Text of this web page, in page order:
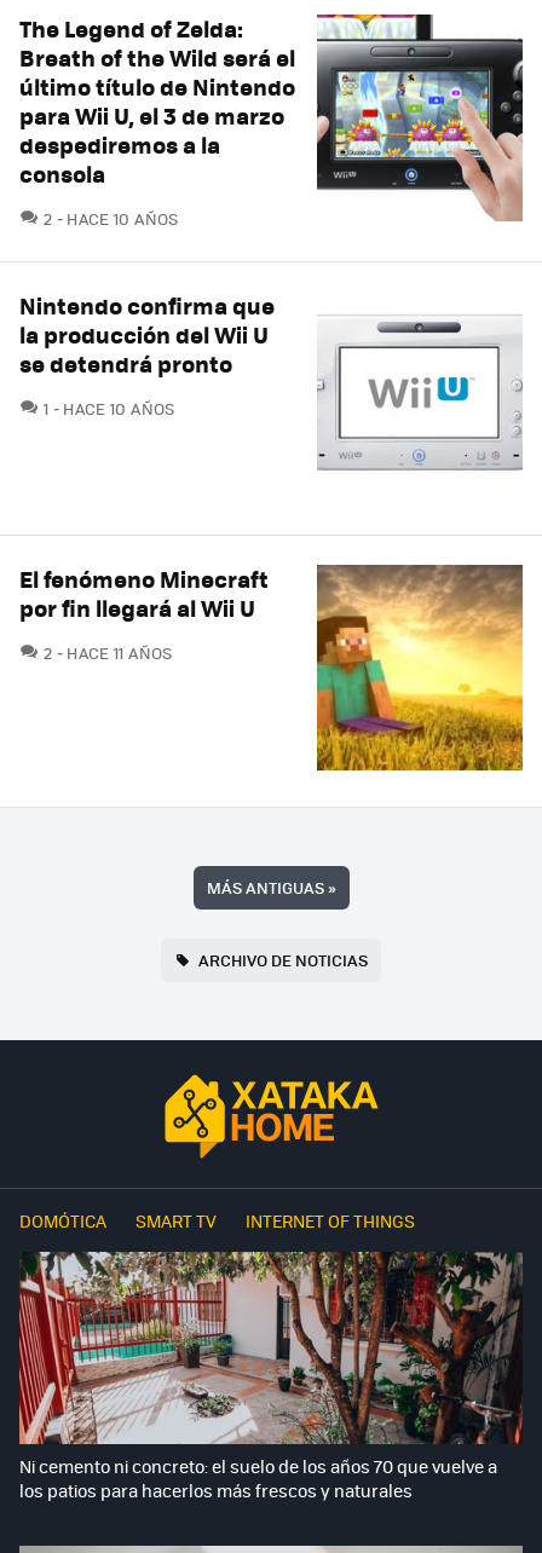
The Legend of Zelda:
Breath of the Wild será el
último título de Nintendo
para Wii U, el 3 de marzo
despediremos a la
consola
2 COMENTARIOS
HACE 10 AÑOS
Nintendo confirma que
la producción del Wii U
se detendrá pronto
1 COMENTARIOS
HACE 10 AÑOS
El fenómeno Minecraft
por fin llegará al Wii U
2 COMENTARIOS
HACE 11 AÑOS
MÁS ANTIGUAS»
ARCHIVO DE NOTICIAS
DOMÓTICA SMART TV INTERNET OF THINGS
Ni cemento ni concreto: el suelo de los años 70 que vuelve a
los patios para hacerlos más frescos y naturales